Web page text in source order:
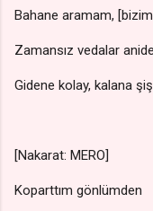
Bahane aramam,
Zamansız vedalar
Gidene kolay, kalana
[Nakarat: MERO]
Koparttım gönlümden